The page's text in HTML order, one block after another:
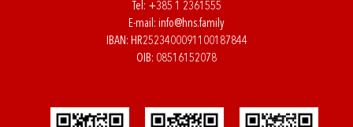
Tel: +385 1 2361555
E-mail: info@hns.family
IBAN: HR2523400091100187844
OIB: 08516152078